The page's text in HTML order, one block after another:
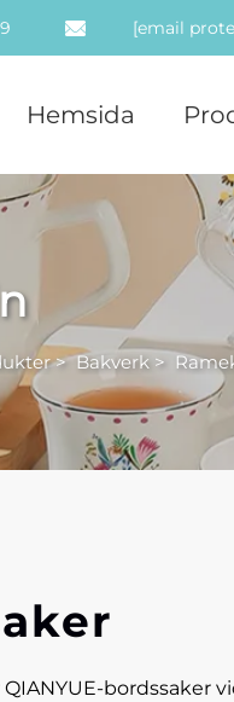
[email
Hemsida
>Bakverk >
bordssaker